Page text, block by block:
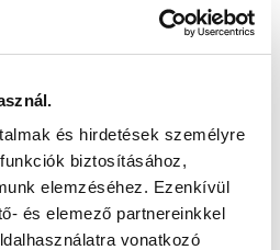
és hirdetések személyre
biztosításához,
elemzéséhez. Ezenkívül
és elemező partnereinkkel
vonatkozó